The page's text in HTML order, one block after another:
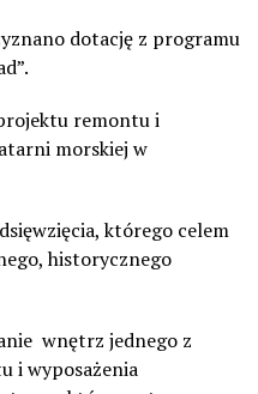
dotację z programu
remontu i
morskiej w
którego celem
historycznego
wnętrz jednego z
i wyposażenia